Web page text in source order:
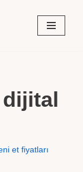
dijital
et fiyatları